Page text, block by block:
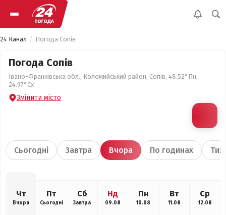
24 Канал Погода Сопів
Погода Сопів
Івано-Франківська обл., Коломийський район, Сопів, 48.52°Пн,
24.97°Сх
Змінити місто
Сьогодні Завтра Вчора По годинах
Чт
Вчора
Пт
Сьогодні
Сб
Завтра
Нд
09.08
Пн
10.08
Вт
11.08
Ср
12.08